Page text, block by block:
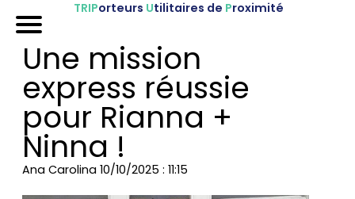
TRIPorteurs Utilitaires de Proximité
Nos véhicules
Références
Mariages
Une mission
express réussie
pour Rianna +
Ninna !
Ana Carolina 10/10/2025 : 11:15